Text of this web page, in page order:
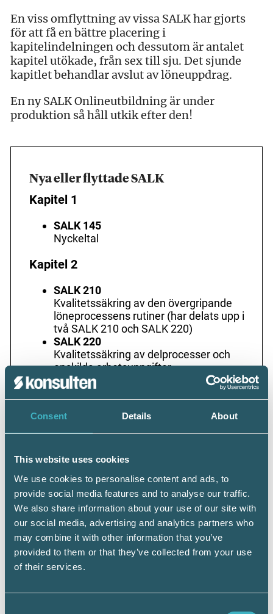
Consent Details About
This website uses cookies
We use cookies to personalise content and ads, to
provide social media features and to analyse our traffic.
We also share information about your use of our site with
our social media, advertising and analytics partners who
may combine it with other information that you’ve
provided to them or that they’ve collected from your use
of their services.
En viss omflyttning av vissa SALK har gjorts
för att få en bättre placering i
kapitelindelningen och dessutom är antalet
kapitel utökade, från sex till sju. Det sjunde
kapitlet behandlar avslut av löneuppdrag.
En ny SALK Onlineutbildning är under
produktion så håll utkik efter den!
Nya eller flyttade SALK
Kapitel 1
SALK 145
Nyckeltal
Kapitel 2
SALK 210
Kvalitetssäkring av den övergripande
löneprocessens rutiner (har delats upp i
två SALK 210 och SALK 220)
SALK 220
Kvalitetssäkring av delprocesser och
enskilda arbetsuppgifter
SALK 230
Systemdokumentation
Ärendehantering
SALK 260
SALK 270
Kapitel 3
SALK 350
Internationella uppdrag
Kapitel 4